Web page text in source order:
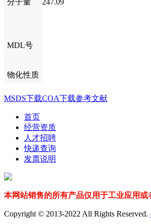
分子量 247.09
MDL号
物化性质
MSDS下载COA下载参考文献
首页
经营资质
人才招聘
快递查询
发票说明
本网站销售的所有产品仅用于工业应用
Copyright © 2013-2022 All Rights Reserved.